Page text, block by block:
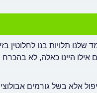
תלויות בנו לחלוטין
אילו היינו כאלה, לא
אלא בשל גורמים